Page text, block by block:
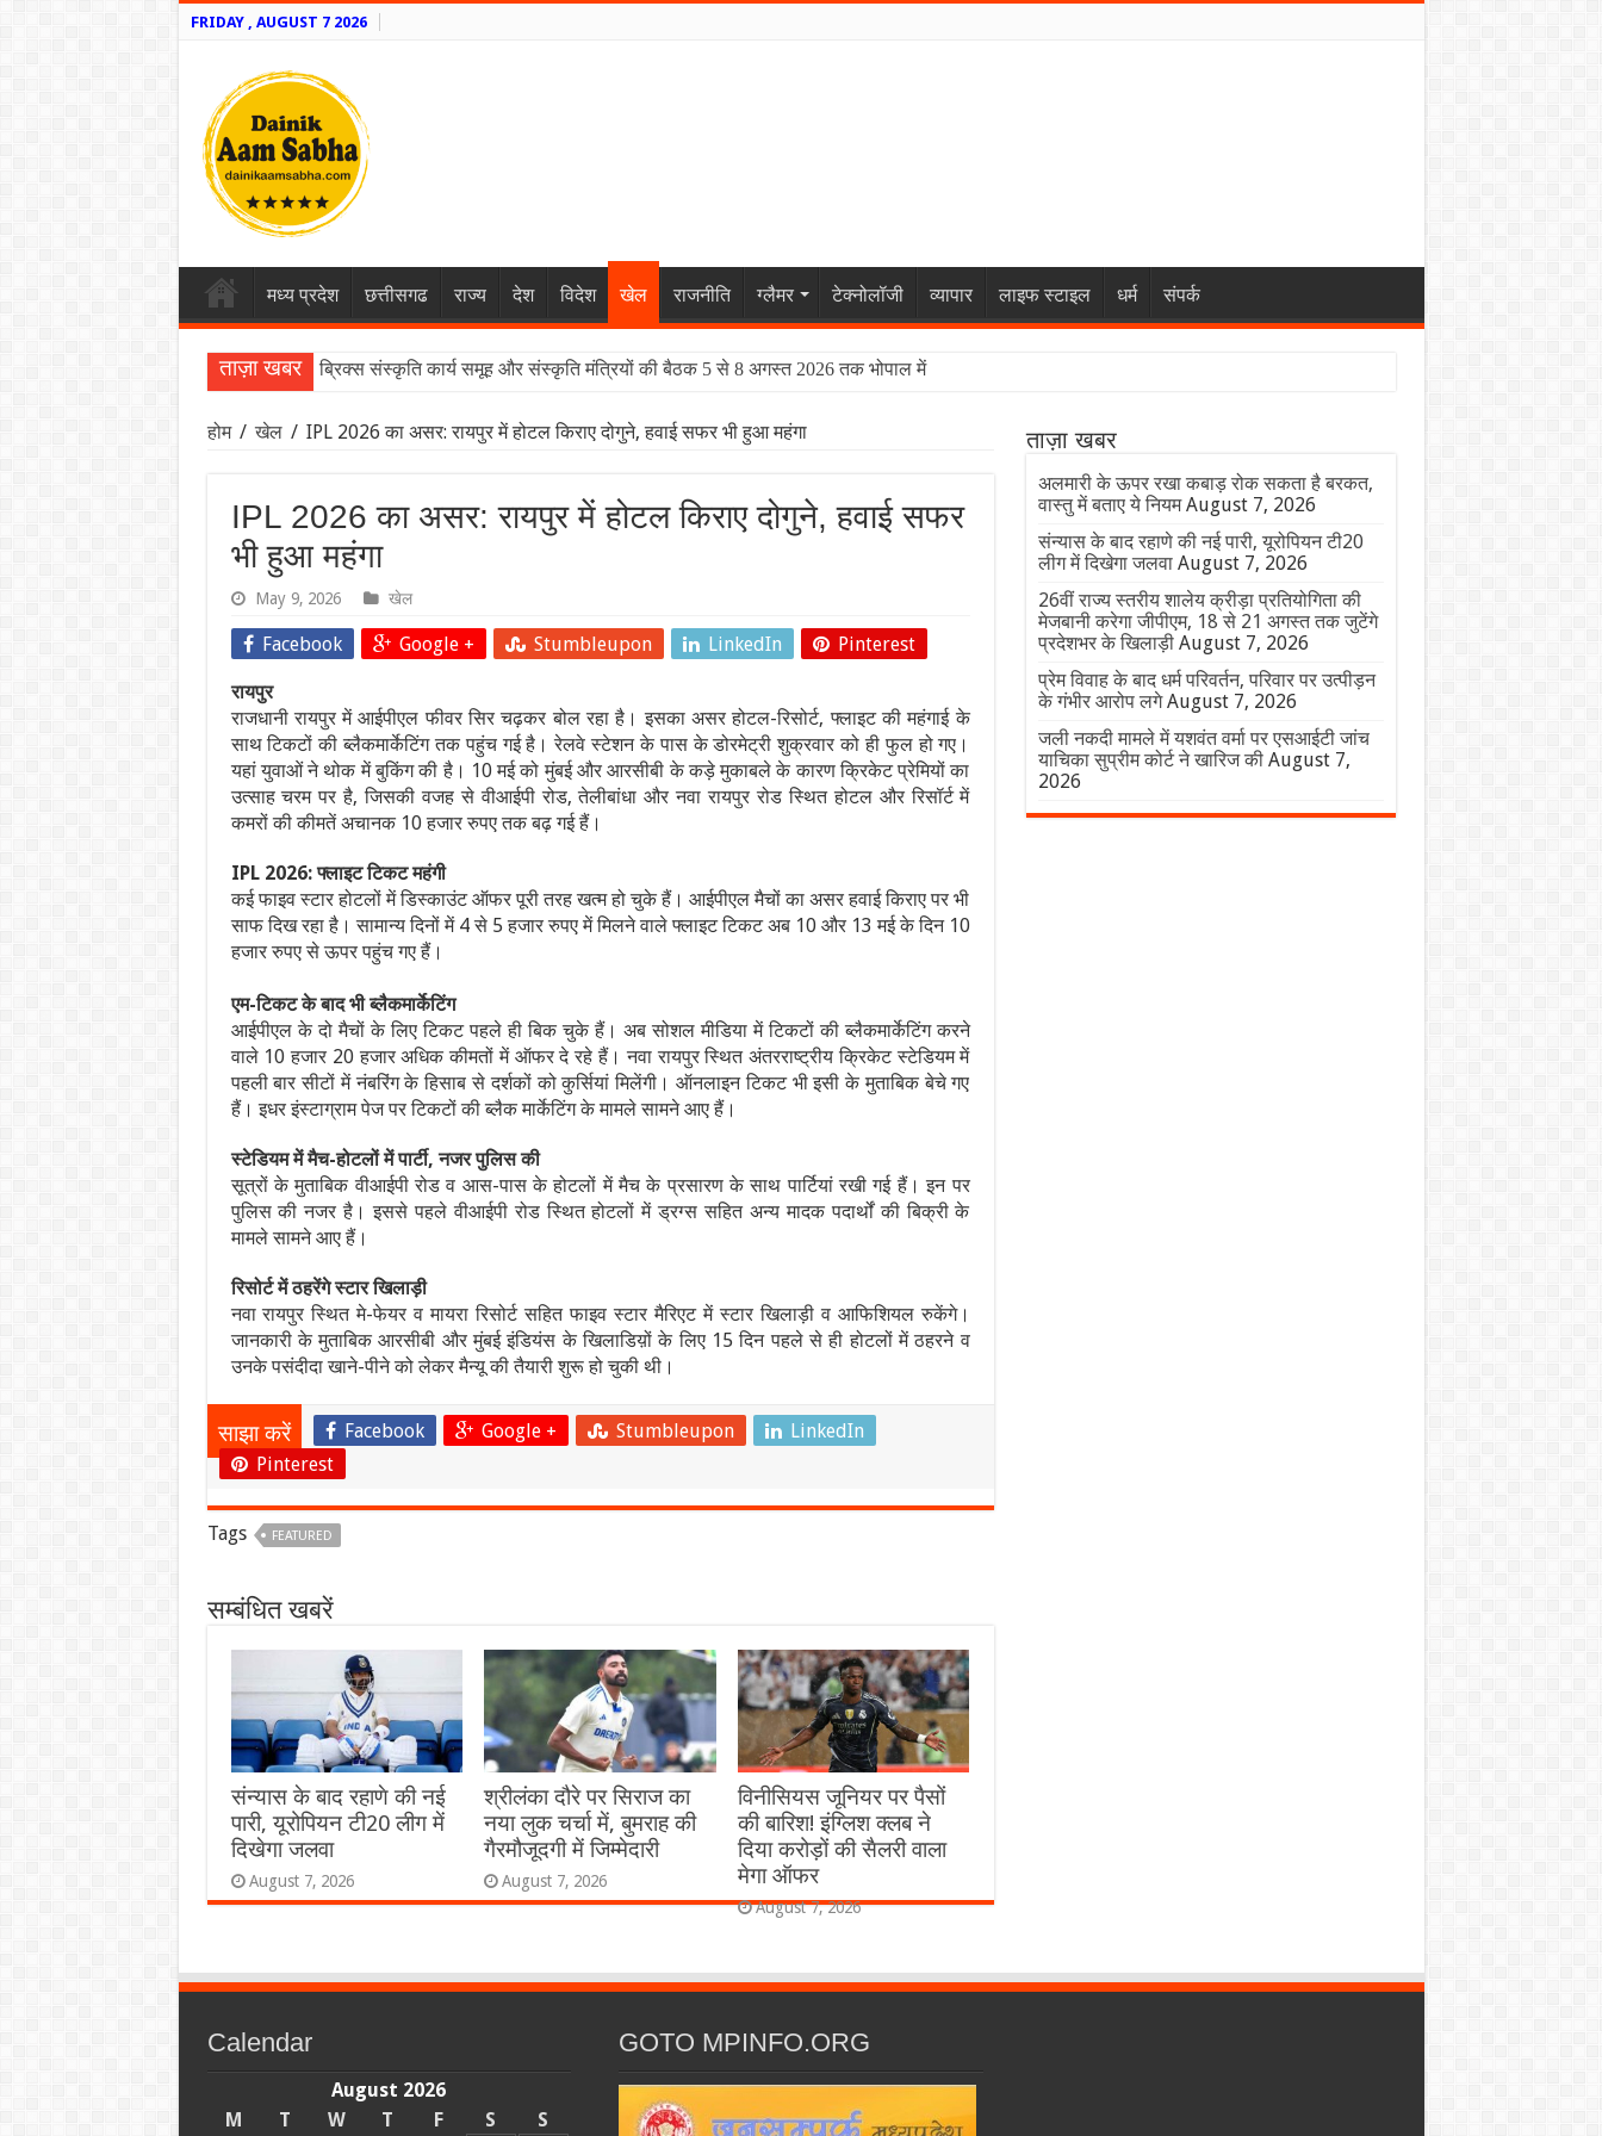
FRIDAY , AUGUST 7 2026
मध्य प्रदेश छत्तीसगढ राज्य देश विदेश खेल राजनीति ग्लैमर टेक्नोलॉजी व्यापार लाइफ स्टाइल धर्म संपर्क
ताज़ा खबर ब्रिक्स संस्कृति कार्य समूह और संस्कृति मंत्रियों की बैठक 5 से 8 अगस्त 2026 तक भोपाल में
होम / खेल / IPL 2026 का असर: रायपुर में होटल किराए दोगुने, हवाई सफर भी हुआ महंगा
IPL 2026 का असर: रायपुर में होटल किराए दोगुने, हवाई सफर
भी हुआ महंगा
May 9, 2026 खेल
Facebook Google + Stumbleupon LinkedIn Pinterest
रायपुर
राजधानी रायपुर में आईपीएल फीवर सिर चढ़कर बोल रहा है। इसका असर होटल-रिसोर्ट, फ्लाइट की महंगाई के
साथ टिकटों की ब्लैकमार्केटिंग तक पहुंच गई है। रेलवे स्टेशन के पास के डोरमेट्री शुक्रवार को ही फुल हो गए।
यहां युवाओं ने थोक में बुकिंग की है। 10 मई को मुंबई और आरसीबी के कड़े मुकाबले के कारण क्रिकेट प्रेमियों का
उत्साह चरम पर है, जिसकी वजह से वीआईपी रोड, तेलीबांधा और नवा रायपुर रोड स्थित होटल और रिसॉर्ट में
कमरों की कीमतें अचानक 10 हजार रुपए तक बढ़ गई हैं।
IPL 2026: फ्लाइट टिकट महंगी
कई फाइव स्टार होटलों में डिस्काउंट ऑफर पूरी तरह खत्म हो चुके हैं। आईपीएल मैचों का असर हवाई किराए पर भी
साफ दिख रहा है। सामान्य दिनों में 4 से 5 हजार रुपए में मिलने वाले फ्लाइट टिकट अब 10 और 13 मई के दिन 10
हजार रुपए से ऊपर पहुंच गए हैं।
एम-टिकट के बाद भी ब्लैकमार्केटिंग
आईपीएल के दो मैचों के लिए टिकट पहले ही बिक चुके हैं। अब सोशल मीडिया में टिकटों की ब्लैकमार्केटिंग करने
वाले 10 हजार 20 हजार अधिक कीमतों में ऑफर दे रहे हैं। नवा रायपुर स्थित अंतरराष्ट्रीय क्रिकेट स्टेडियम में
पहली बार सीटों में नंबरिंग के हिसाब से दर्शकों को कुर्सियां मिलेंगी। ऑनलाइन टिकट भी इसी के मुताबिक बेचे गए
हैं। इधर इंस्टाग्राम पेज पर टिकटों की ब्लैक मार्केटिंग के मामले सामने आए हैं।
स्टेडियम में मैच-होटलों में पार्टी, नजर पुलिस की
सूत्रों के मुताबिक वीआईपी रोड व आस-पास के होटलों में मैच के प्रसारण के साथ पार्टियां रखी गई हैं। इन पर
पुलिस की नजर है। इससे पहले वीआईपी रोड स्थित होटलों में ड्रग्स सहित अन्य मादक पदार्थों की बिक्री के
मामले सामने आए हैं।
रिसोर्ट में ठहरेंगे स्टार खिलाड़ी
नवा रायपुर स्थित मे-फेयर व मायरा रिसोर्ट सहित फाइव स्टार मैरिएट में स्टार खिलाड़ी व आफिशियल रुकेंगे।
जानकारी के मुताबिक आरसीबी और मुंबई इंडियंस के खिलाडिय़ों के लिए 15 दिन पहले से ही होटलों में ठहरने व
उनके पसंदीदा खाने-पीने को लेकर मैन्यू की तैयारी शुरू हो चुकी थी।
साझा करें Facebook Google + Stumbleupon
LinkedIn
Pinterest
Tags FEATURED
सम्बंधित खबरें
संन्यास के बाद रहाणे की नई
पारी, यूरोपियन टी20 लीग में
दिखेगा जलवा
August 7, 2026
श्रीलंका दौरे पर सिराज का
नया लुक चर्चा में, बुमराह की
गैरमौजूदगी में जिम्मेदारी
August 7, 2026
विनीसियस जूनियर पर पैसों
की बारिश! इंग्लिश क्लब ने
दिया करोड़ों की सैलरी वाला
मेगा ऑफर
August 7, 2026
ताज़ा खबर
अलमारी के ऊपर रखा कबाड़ रोक सकता है बरकत,
वास्तु में बताए ये नियम August 7, 2026
संन्यास के बाद रहाणे की नई पारी, यूरोपियन टी20
लीग में दिखेगा जलवा August 7, 2026
26वीं राज्य स्तरीय शालेय क्रीड़ा प्रतियोगिता की
मेजबानी करेगा जीपीएम, 18 से 21 अगस्त तक जुटेंगे
प्रदेशभर के खिलाड़ी August 7, 2026
प्रेम विवाह के बाद धर्म परिवर्तन, परिवार पर उत्पीड़न
के गंभीर आरोप लगे August 7, 2026
जली नकदी मामले में यशवंत वर्मा पर एसआईटी जांच
याचिका सुप्रीम कोर्ट ने खारिज की August 7,
2026
Calendar
August 2026
M
T W T F S S
GOTO MPINFO.ORG